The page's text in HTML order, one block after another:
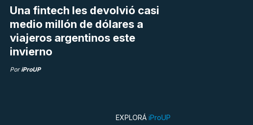
Una fintech les devolvió casi
medio millón de dólares a
viajeros argentinos este
invierno
PoriProUP
EXPLORÁ iProUP